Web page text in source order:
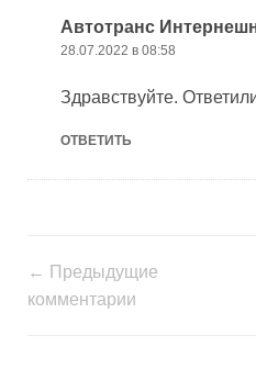
Автотранс
28.07.2022 в 08:58
Здравствуйте.
ОТВЕТИТЬ
← Предыдущие
комментарии